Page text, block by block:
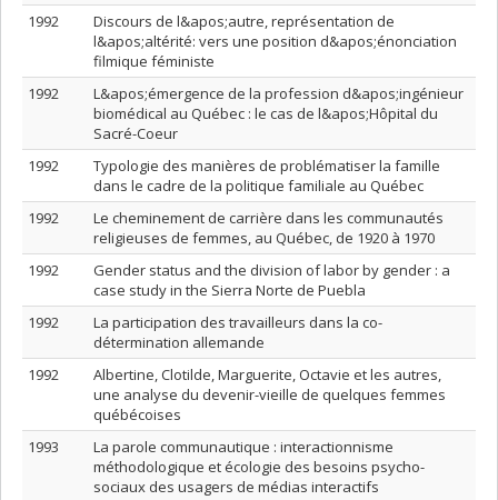
1992
Discours de l&apos;autre, représentation de
l&apos;altérité: vers une position d&apos;énonciation
filmique féministe
1992
L&apos;émergence de la profession d&apos;ingénieur
biomédical au Québec : le cas de l&apos;Hôpital du
Sacré-Coeur
1992
Typologie des manières de problématiser la famille
dans le cadre de la politique familiale au Québec
1992
Le cheminement de carrière dans les communautés
religieuses de femmes, au Québec, de 1920 à 1970
1992
Gender status and the division of labor by gender : a
case study in the Sierra Norte de Puebla
1992
La participation des travailleurs dans la co-
détermination allemande
1992
Albertine, Clotilde, Marguerite, Octavie et les autres,
une analyse du devenir-vieille de quelques femmes
québécoises
1993
La parole communautique : interactionnisme
méthodologique et écologie des besoins psycho-
sociaux des usagers de médias interactifs